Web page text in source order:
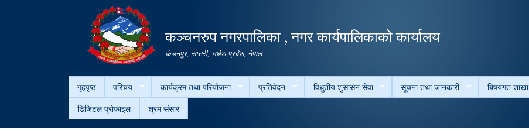
content
कञ्चनरुप नगरपालिका , नगर कार्यपालिकाको कार्यालय
कंचनपुर, सप्तरी, मधेश प्रदेश, नेपाल
गृहपृष्ठ परिचय कार्यक्रम तथा परियोजना प्रतिवेदन विधुतीय शुसासन सेवा सूचना तथा जानकारी बिषयगत शाखा
डिजिटल प्रोफाइल
श्रम संसार